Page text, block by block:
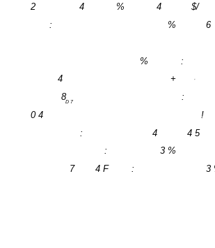
2
4 % 4
$/
:
%
6
%
:
4
+ '
8D 7
:
0 4
!
:
4
4 5
:
3 %
7
4 F : 3